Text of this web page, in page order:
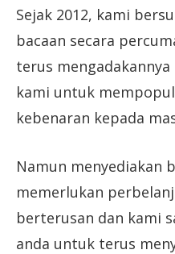
Sejak 2012, kami
bacaan secara
terus
kami untuk
kebenaran kepada
Namun menyediakan
memerlukan
berterusan dan kami
anda untuk terus